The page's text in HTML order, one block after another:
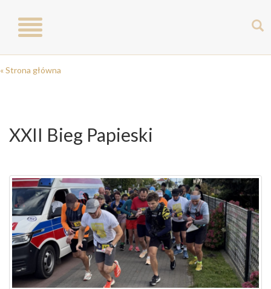
Toggle
navigation
« Strona główna
XXII Bieg Papieski